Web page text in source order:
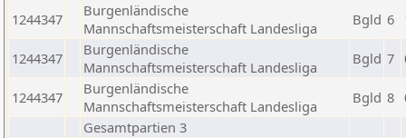
1244347
Burgenländische
Mannschaftsmeisterschaft Landesliga
Bgld 6
1244347
Burgenländische
Mannschaftsmeisterschaft Landesliga
Bgld 7
1244347
Burgenländische
Mannschaftsmeisterschaft Landesliga
Bgld 8
Gesamtpartien 3